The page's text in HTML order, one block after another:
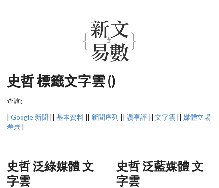
史哲 標籤文字雲 ()
查詢:
| Google 新聞 || 基本資料 || 新聞序列 || 讚享評 || 文字雲 || 媒體立場
差異 |
史哲 泛綠媒體 文
字雲
史哲 泛藍媒體 文
字雲